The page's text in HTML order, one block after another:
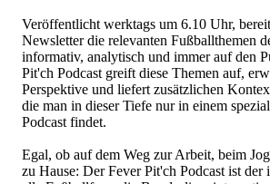
Veröffentlicht werktags um 6.10 Uhr,
Newsletter die relevanten Fußballthemen
informativ, analytisch und immer auf den
Pit'ch Podcast greift diese Themen auf,
Perspektive und liefert zusätzlichen
die man in dieser Tiefe nur in einem
Podcast findet.
Egal, ob auf dem Weg zur Arbeit, beim
zu Hause: Der Fever Pit'ch Podcast ist der